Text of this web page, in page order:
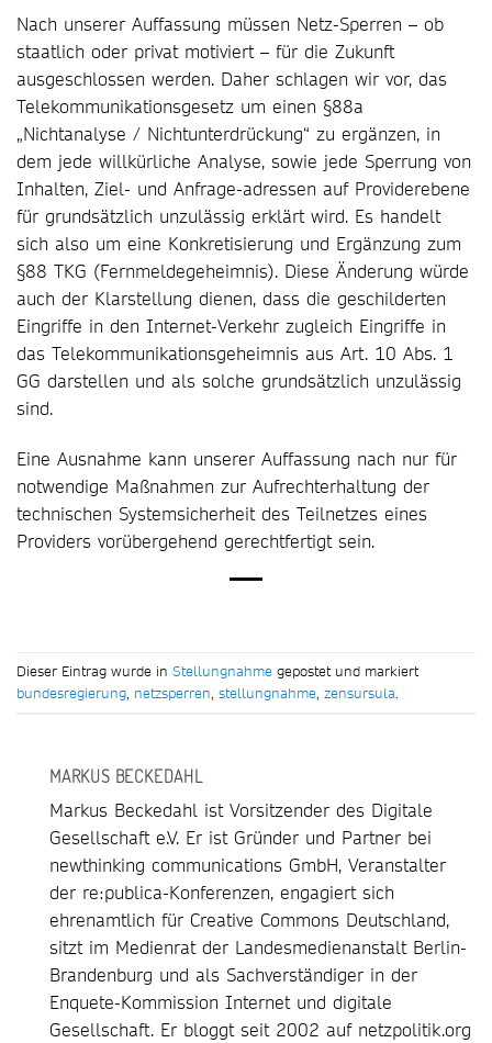
Nach unserer Auffassung müssen Netz-Sperren – ob
staatlich oder privat motiviert – für die Zukunft
ausgeschlossen werden. Daher schlagen wir vor, das
Telekommunikationsgesetz um einen §88a
„Nichtanalyse / Nichtunterdrückung“ zu ergänzen, in
dem jede willkürliche Analyse, sowie jede Sperrung von
Inhalten, Ziel- und Anfrage-adressen auf Providerebene
für grundsätzlich unzulässig erklärt wird. Es handelt
sich also um eine Konkretisierung und Ergänzung zum
§88 TKG (Fernmeldegeheimnis). Diese Änderung würde
auch der Klarstellung dienen, dass die geschilderten
Eingriffe in den Internet-Verkehr zugleich Eingriffe in
das Telekommunikationsgeheimnis aus Art. 10 Abs. 1
GG darstellen und als solche grundsätzlich unzulässig
sind.
Eine Ausnahme kann unserer Auffassung nach nur für
notwendige Maßnahmen zur Aufrechterhaltung der
technischen Systemsicherheit des Teilnetzes eines
Providers vorübergehend gerechtfertigt sein.
Dieser Eintrag wurde in Stellungnahme gepostet und markiert
bundesregierung, netzsperren, stellungnahme, zensursula.
MARKUS BECKEDAHL
Markus Beckedahl ist Vorsitzender des Digitale
Gesellschaft e.V. Er ist Gründer und Partner bei
newthinking communications GmbH, Veranstalter
der re:publica-Konferenzen, engagiert sich
ehrenamtlich für Creative Commons Deutschland,
sitzt im Medienrat der Landesmedienanstalt Berlin-
Brandenburg und als Sachverständiger in der
Enquete-Kommission Internet und digitale
Gesellschaft. Er bloggt seit 2002 auf netzpolitik.org